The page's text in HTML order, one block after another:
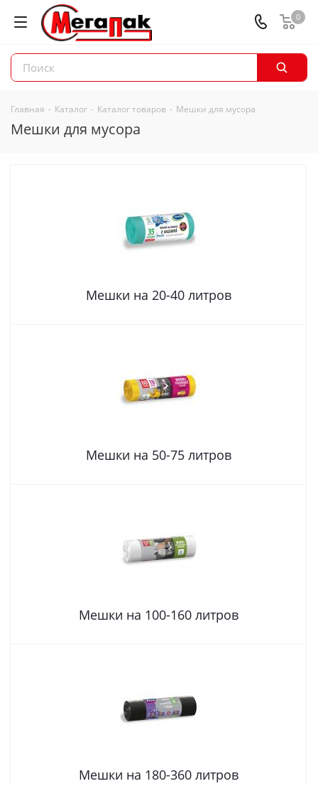
0
Главная - Каталог - Каталог товаров - Мешки для мусора
Мешки для мусора
Мешки на 20-40 литров
Мешки на 50-75 литров
Мешки на 100-160 литров
Мешки на 180-360 литров